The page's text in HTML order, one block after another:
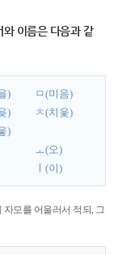
이름은 다음과 같
)
ㅁ(미음)
)
ㅊ(치읓)
)
ㅗ(오)
ㅣ(이)
자모를 어울러서 적되, 그